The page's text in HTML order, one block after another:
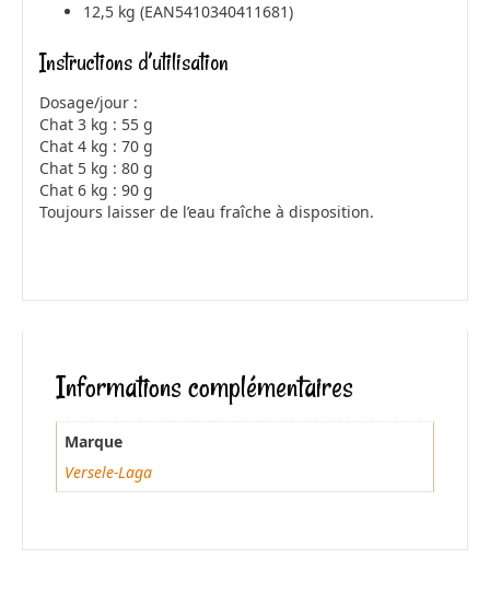
12,5 kg (EAN5410340411681)
Instructions d’utilisation
Dosage/jour :
Chat 3 kg : 55 g
Chat 4 kg : 70 g
Chat 5 kg : 80 g
Chat 6 kg : 90 g
Toujours laisser de l’eau fraîche à disposition.
Informations complémentaires
Marque
Versele-Laga